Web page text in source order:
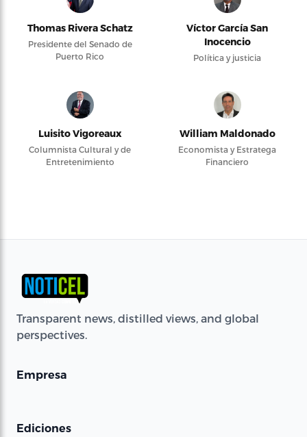
Thomas Rivera Schatz
Presidente del Senado de
Puerto Rico
Víctor García San
Inocencio
Política y justicia
Luisito Vigoreaux
Columnista Cultural y de
Entretenimiento
William Maldonado
Economista y Estratega
Financiero
Transparent news, distilled views, and global
perspectives.
Empresa
Ediciones